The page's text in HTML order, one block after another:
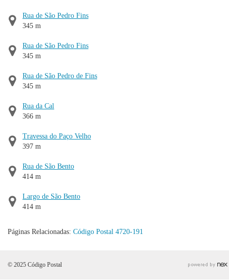
Rua de São Pedro Fins
345 m
Rua de São Pedro Fins
345 m
Rua de São Pedro de Fins
345 m
Rua da Cal
366 m
Travessa do Paço Velho
397 m
Rua de São Bento
414 m
Largo de São Bento
414 m
Páginas Relacionadas: Código Postal 4720-191
© 2025 Código Postal